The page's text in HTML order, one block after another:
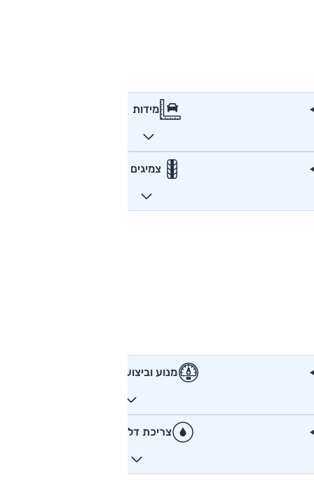
מידות
צמיגים
מנוע וביצועים
צריכת דלק